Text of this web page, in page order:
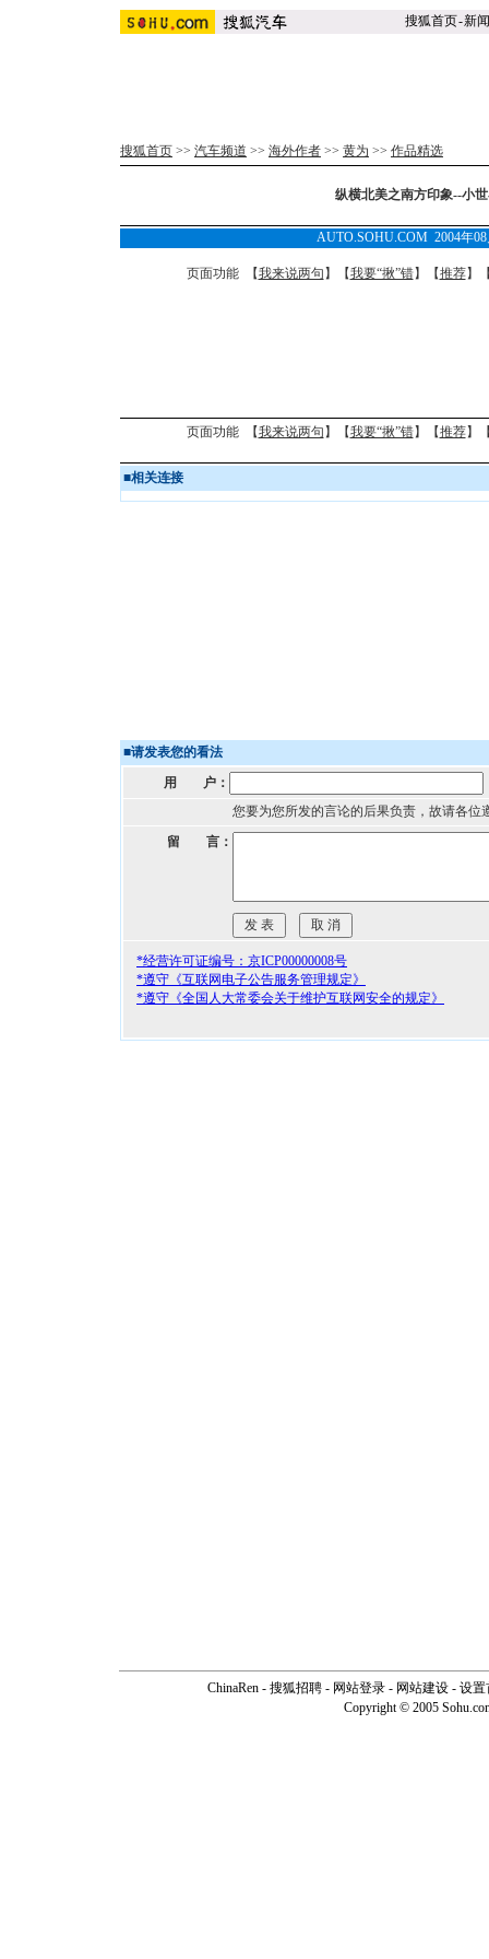
搜狐首页-新闻
搜狐首页 >> 汽车频道 >> 海外作者 >> 黄为 >> 作品精选
纵横北美之南方印象--小
AUTO.SOHU.COM 2004年
页面功能 【我来说两句 】【我要“揪”错】【推荐】
页面功能 【我来说两句 】【我要“揪”错】【推荐】
■相关连接
■请发表您的看法
用 户：
您要为您所发的言论的后果负责，故请各位
留 言：
*经营许可证编号：京ICP00000008号
*遵守《互联网电子公告服务管理规定》
*遵守《全国人大常委会关于维护互联网安全的规定》
ChinaRen - 搜狐招聘 - 网站登录 - 网站建设 - 设置
Copyright © 2005